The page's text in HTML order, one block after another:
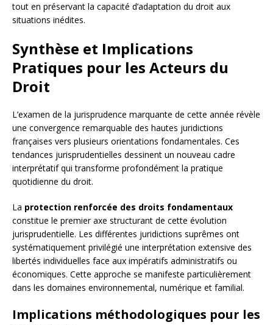
tout en préservant la capacité d’adaptation du droit aux
situations inédites.
Synthèse et Implications
Pratiques pour les Acteurs du
Droit
L’examen de la jurisprudence marquante de cette année révèle
une convergence remarquable des hautes juridictions
françaises vers plusieurs orientations fondamentales. Ces
tendances jurisprudentielles dessinent un nouveau cadre
interprétatif qui transforme profondément la pratique
quotidienne du droit.
La protection renforcée des droits fondamentaux
constitue le premier axe structurant de cette évolution
jurisprudentielle. Les différentes juridictions suprêmes ont
systématiquement privilégié une interprétation extensive des
libertés individuelles face aux impératifs administratifs ou
économiques. Cette approche se manifeste particulièrement
dans les domaines environnemental, numérique et familial.
Implications méthodologiques pour les